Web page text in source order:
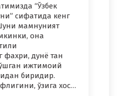
“Ўзбек
сифатида кенг
мамнуният
она
дунё тан
ижтимоий
биридир.
ўзига хос…